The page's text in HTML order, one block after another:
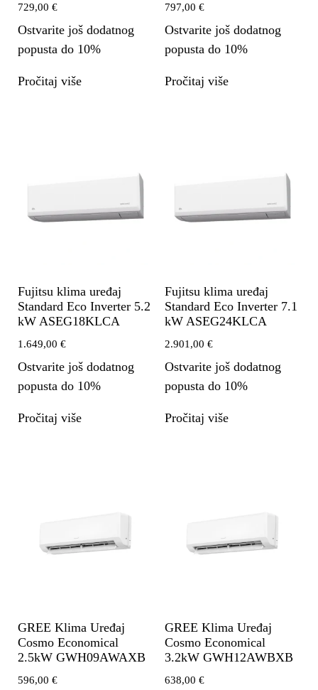
729,00 €
Ostvarite još dodatnog
popusta do 10%
Pročitaj više
797,00 €
Ostvarite još dodatnog
popusta do 10%
Pročitaj više
Fujitsu klima uređaj
Standard Eco Inverter 5.2
kW ASEG18KLCA
1.649,00 €
Ostvarite još dodatnog
popusta do 10%
Pročitaj više
Fujitsu klima uređaj
Standard Eco Inverter 7.1
kW ASEG24KLCA
2.901,00 €
Ostvarite još dodatnog
popusta do 10%
Pročitaj više
GREE Klima Uređaj
Cosmo Economical
2.5kW GWH09AWAXB
596,00 €
GREE Klima Uređaj
Cosmo Economical
3.2kW GWH12AWBXB
638,00 €